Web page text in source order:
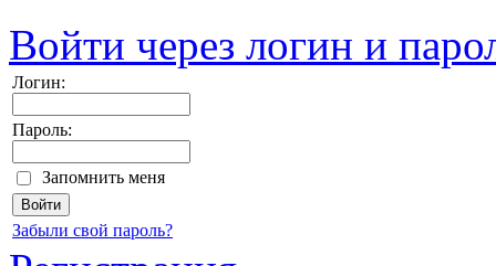
Войти через логин и
Логин:
Пароль:
Запомнить меня
Забыли свой пароль?